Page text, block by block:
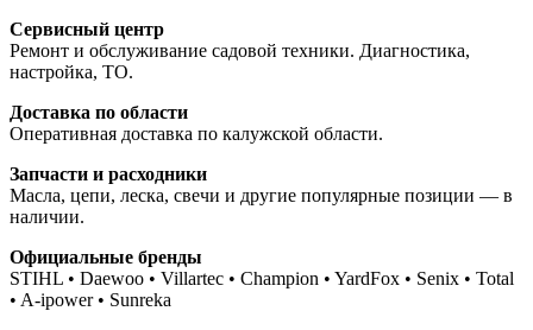
Сервисный центр
Ремонт и обслуживание садовой техники. Диагностика,
настройка, ТО.
Доставка по области
Оперативная доставка по калужской области.
Запчасти и расходники
Масла, цепи, леска, свечи и другие популярные позиции — в
наличии.
Официальные бренды
STIHL • Daewoo • Villartec • Champion • YardFox • Senix • Total
• A-ipower • Sunreka